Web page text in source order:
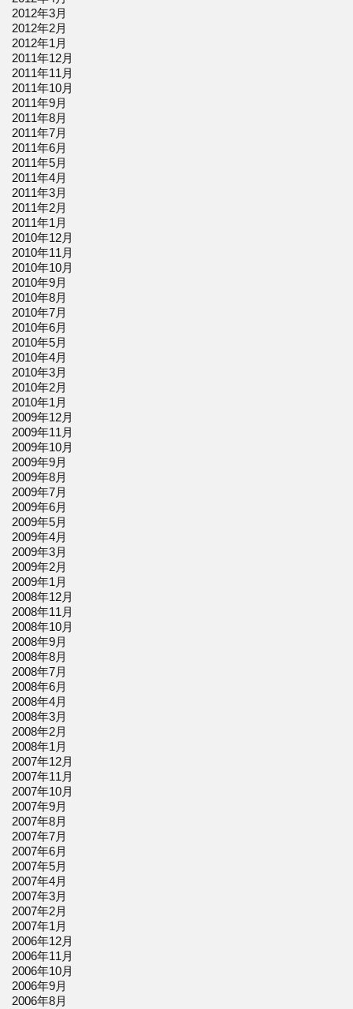
2012年3月
2012年2月
2012年1月
2011年12月
2011年11月
2011年10月
2011年9月
2011年8月
2011年7月
2011年6月
2011年5月
2011年4月
2011年3月
2011年2月
2011年1月
2010年12月
2010年11月
2010年10月
2010年9月
2010年8月
2010年7月
2010年6月
2010年5月
2010年4月
2010年3月
2010年2月
2010年1月
2009年12月
2009年11月
2009年10月
2009年9月
2009年8月
2009年7月
2009年6月
2009年5月
2009年4月
2009年3月
2009年2月
2009年1月
2008年12月
2008年11月
2008年10月
2008年9月
2008年8月
2008年7月
2008年6月
2008年4月
2008年3月
2008年2月
2008年1月
2007年12月
2007年11月
2007年10月
2007年9月
2007年8月
2007年7月
2007年6月
2007年5月
2007年4月
2007年3月
2007年2月
2007年1月
2006年12月
2006年11月
2006年10月
2006年9月
2006年8月